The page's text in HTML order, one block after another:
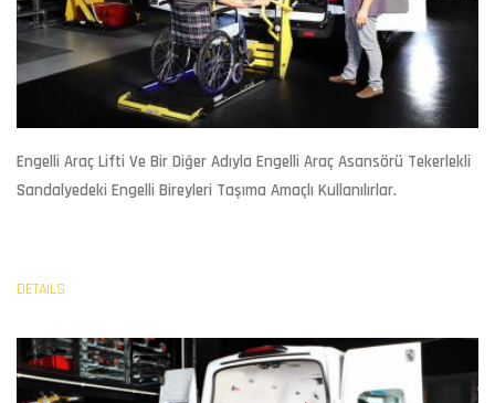
Engelli Araç Lifti Ve Bir Diğer Adıyla Engelli Araç Asansörü Tekerlekli
Sandalyedeki Engelli Bireyleri Taşıma Amaçlı Kullanılırlar.
DETAILS